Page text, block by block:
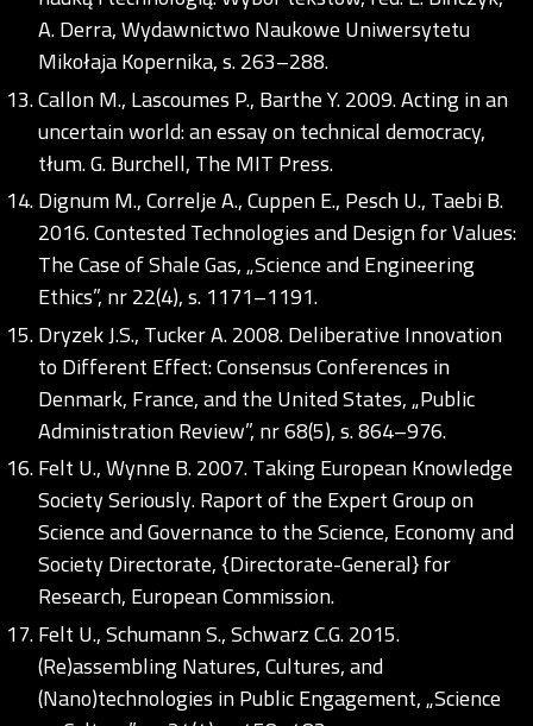
A. Derra, Wydawnictwo Naukowe Uniwersytetu
Mikołaja Kopernika, s. 263–288.
Callon M., Lascoumes P., Barthe Y. 2009. Acting in an
uncertain world: an essay on technical democracy,
tłum. G. Burchell, The MIT Press.
Dignum M., Correlje A., Cuppen E., Pesch U., Taebi B.
2016. Contested Technologies and Design for Values:
The Case of Shale Gas, „Science and Engineering
Ethics”, nr 22(4), s. 1171–1191.
Dryzek J.S., Tucker A. 2008. Deliberative Innovation
to Different Effect: Consensus Conferences in
Denmark, France, and the United States, „Public
Administration Review”, nr 68(5), s. 864–976.
Felt U., Wynne B. 2007. Taking European Knowledge
Society Seriously. Raport of the Expert Group on
Science and Governance to the Science, Economy and
Society Directorate, {Directorate-General} for
Research, European Commission.
Felt U., Schumann S., Schwarz C.G. 2015.
(Re)assembling Natures, Cultures, and
(Nano)technologies in Public Engagement, „Science